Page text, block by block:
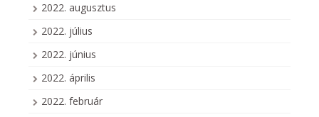
2022. augusztus
2022. július
2022. június
2022. április
2022. február